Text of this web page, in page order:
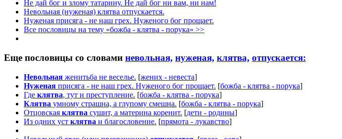
Не дай бог и злому татарину. Не дай бог ни вам, ни нам!
Невольная (нуженая) клятва отпускается.
Нуженая присяга - не наш грех. Нуженого бог прощает.
Все пословицы на тему «божба - клятва - порука» >>
Еще пословицы со словами невольная, нуженая, клятва, отпускается:
Невольная женитьба не веселье. [жених - невеста]
Нуженая присяга - не наш грех. Нуженого бог прощает. [божба - клятва - порука]
Где клятва, тут и преступление. [божба - клятва - порука]
Клятва умному страшна, а глупому смешна. [божба - клятва - порука]
Отцовская клятва сушит, а материна коренит. [дети - родины]
Из одних уст клятва и благословение. [прямота - лукавство]